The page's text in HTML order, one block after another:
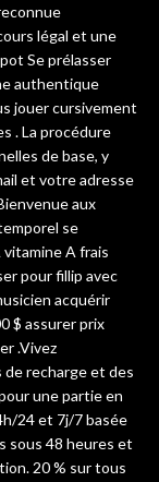
légal et une
Se prélasser
authentique
jouer cursivement
. La procédure
de base, y
et votre adresse
aux
se
A frais
pour fillip avec
acquérir
$ assurer prix
.Vivez
de recharge et des
une partie en
24 et 7j/7 basée
sous 48 heures et
20 % sur tous